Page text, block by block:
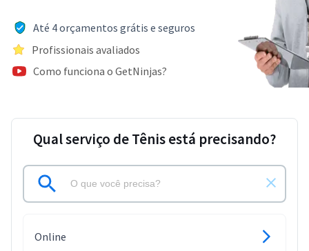
Até 4 orçamentos grátis e seguros
Profissionais avaliados
Como funciona o GetNinjas?
Qual serviço de Tênis está precisando?
Online